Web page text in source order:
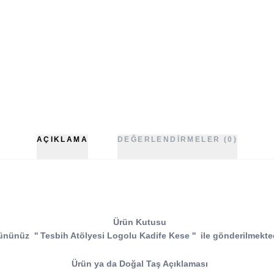
AÇIKLAMA DEĞERLENDIRMELER (0)
Ürün Kutusu
'' Tesbih Atölyesi Logolu Kadife Kese '' ile
Ürün ya da Doğal Taş Açıklaması